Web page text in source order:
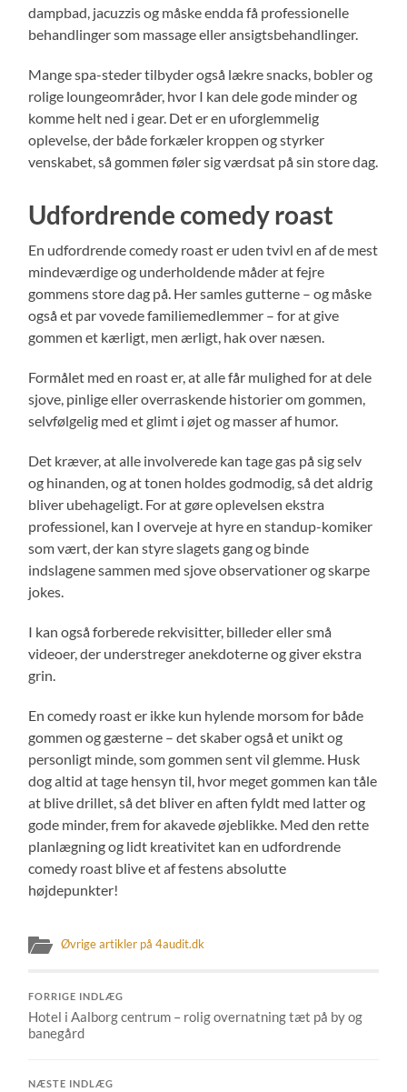
dampbad, jacuzzis og måske endda få professionelle
behandlinger som massage eller ansigtsbehandlinger.
Mange spa-steder tilbyder også lækre snacks, bobler og
rolige loungeområder, hvor I kan dele gode minder og
komme helt ned i gear. Det er en uforglemmelig
oplevelse, der både forkæler kroppen og styrker
venskabet, så gommen føler sig værdsat på sin store dag.
Udfordrende comedy roast
En udfordrende comedy roast er uden tvivl en af de mest
mindeværdige og underholdende måder at fejre
gommens store dag på. Her samles gutterne – og måske
også et par vovede familiemedlemmer – for at give
gommen et kærligt, men ærligt, hak over næsen.
Formålet med en roast er, at alle får mulighed for at dele
sjove, pinlige eller overraskende historier om gommen,
selvfølgelig med et glimt i øjet og masser af humor.
Det kræver, at alle involverede kan tage gas på sig selv
og hinanden, og at tonen holdes godmodig, så det aldrig
bliver ubehageligt. For at gøre oplevelsen ekstra
professionel, kan I overveje at hyre en standup-komiker
som vært, der kan styre slagets gang og binde
indslagene sammen med sjove observationer og skarpe
jokes.
I kan også forberede rekvisitter, billeder eller små
videoer, der understreger anekdoterne og giver ekstra
grin.
En comedy roast er ikke kun hylende morsom for både
gommen og gæsterne – det skaber også et unikt og
personligt minde, som gommen sent vil glemme. Husk
dog altid at tage hensyn til, hvor meget gommen kan tåle
at blive drillet, så det bliver en aften fyldt med latter og
gode minder, frem for akavede øjeblikke. Med den rette
planlægning og lidt kreativitet kan en udfordrende
comedy roast blive et af festens absolutte
højdepunkter!
Øvrige artikler på 4audit.dk
FORRIGE INDLÆG
Hotel i Aalborg centrum – rolig overnatning tæt på by og
banegård
NÆSTE INDLÆG